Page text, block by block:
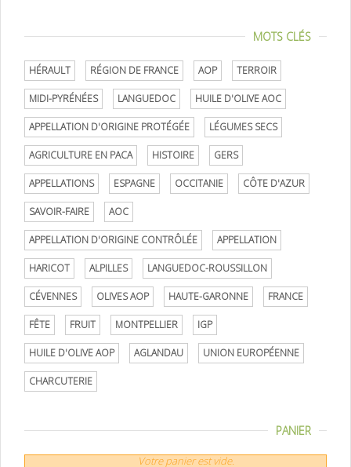
MOTS CLÉS
HÉRAULT RÉGION DE FRANCE AOP TERROIR
MIDI-PYRÉNÉES LANGUEDOC HUILE D'OLIVE AOC
APPELLATION D'ORIGINE PROTÉGÉE LÉGUMES SECS
AGRICULTURE EN PACA HISTOIRE GERS
APPELLATIONS ESPAGNE OCCITANIE CÔTE D'AZUR
SAVOIR-FAIRE AOC
APPELLATION D'ORIGINE CONTRÔLÉE APPELLATION
HARICOT ALPILLES LANGUEDOC-ROUSSILLON
CÉVENNES OLIVES AOP HAUTE-GARONNE FRANCE
FÊTE FRUIT MONTPELLIER IGP
HUILE D'OLIVE AOP AGLANDAU UNION EUROPÉENNE
CHARCUTERIE
PANIER
Votre panier est vide.